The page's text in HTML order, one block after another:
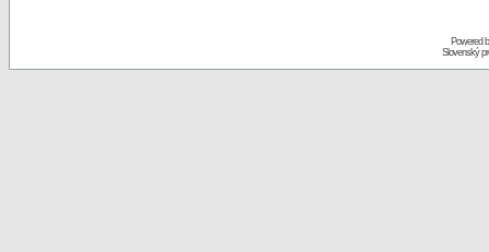
Powered
Slovenský